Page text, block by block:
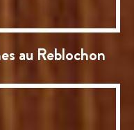
au Reblochon